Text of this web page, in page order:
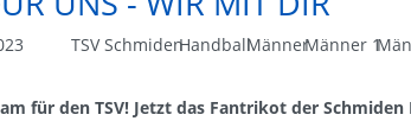
TSV SchmidenHandballMännerMänner 1
für den TSV! Jetzt das Fantrikot der